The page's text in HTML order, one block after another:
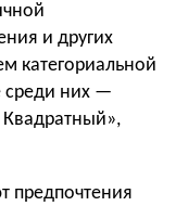
и других
категориальной
среди них —
предпочтения